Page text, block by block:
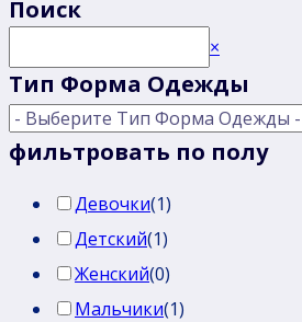
Поиск
×
Тип Форма Одежды
фильтровать по полу
Девочки(1)
Детский(1)
Женский(0)
Мальчики(1)